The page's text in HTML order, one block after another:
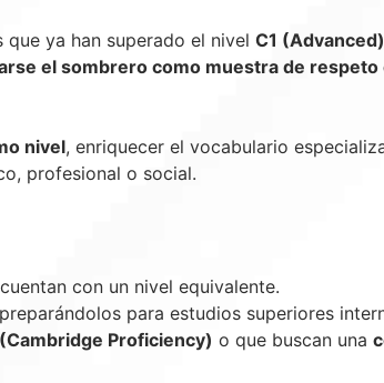
ya han superado el nivel C1 (Advanced)
el sombrero como muestra de respeto
nivel, enriquecer el vocabulario
profesional o social.
con un nivel equivalente.
para estudios superiores
Proficiency) o que buscan una